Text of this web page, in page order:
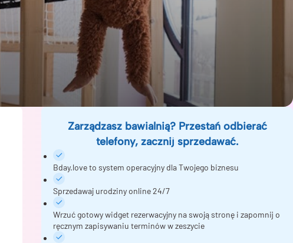
Zarządzasz bawialnią? Przestań odbierać
telefony, zacznij sprzedawać.
Bday.love to system operacyjny dla Twojego biznesu
Sprzedawaj urodziny online 24/7
Wrzuć gotowy widget rezerwacyjny na swoją stronę i zapomnij o
ręcznym zapisywaniu terminów w zeszycie